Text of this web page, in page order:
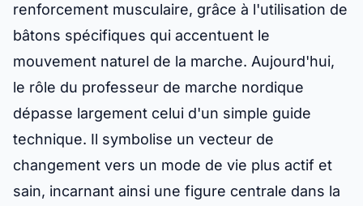
renforcement musculaire, grâce à l'utilisation de
bâtons spécifiques qui accentuent le
mouvement naturel de la marche. Aujourd'hui,
le rôle du professeur de marche nordique
dépasse largement celui d'un simple guide
technique. Il symbolise un vecteur de
changement vers un mode de vie plus actif et
sain, incarnant ainsi une figure centrale dans la